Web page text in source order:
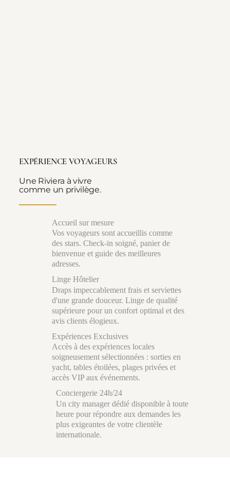
EXPÉRIENCE VOYAGEURS
Une Riviera à vivre
comme un privilège.
Accueil sur mesure
Vos voyageurs sont accueillis comme
des stars. Check-in soigné, panier de
bienvenue et guide des meilleures
adresses.
Linge Hôtelier
Draps impeccablement frais et serviettes
d'une grande douceur. Linge de qualité
supérieure pour un confort optimal et des
avis clients élogieux.
Expériences Exclusives
Accès à des expériences locales
soigneusement sélectionnées : sorties en
yacht, tables étoilées, plages privées et
accès VIP aux événements.
Conciergerie 24h/24
Un city manager dédié disponible à toute
heure pour répondre aux demandes les
plus exigeantes de votre clientèle
internationale.